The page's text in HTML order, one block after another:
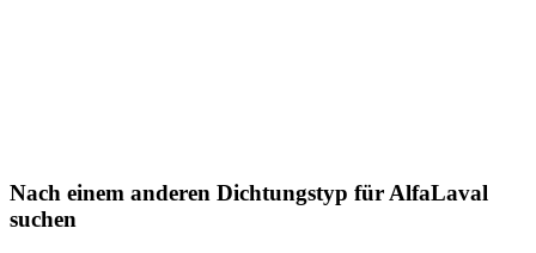
Nach einem anderen Dichtungstyp für AlfaLaval
suchen